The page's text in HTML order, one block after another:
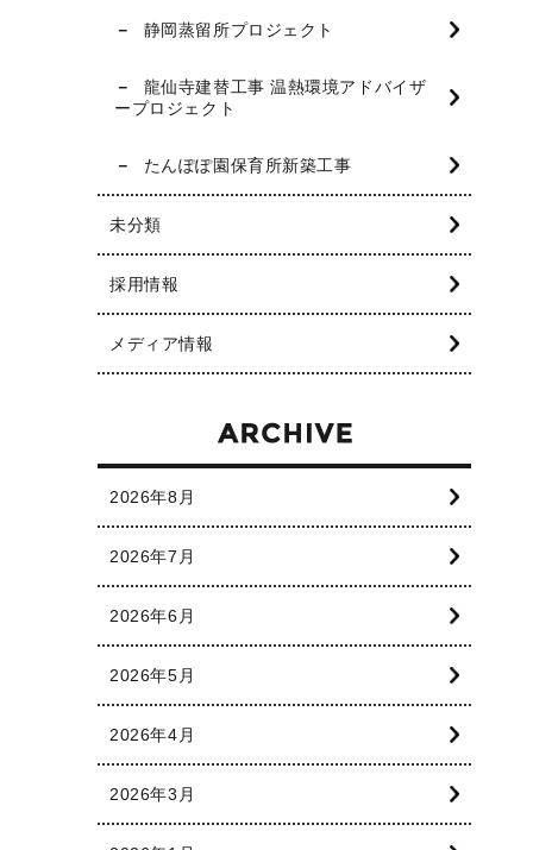
静岡蒸留所プロジェクト
龍仙寺建替工事 温熱環境アドバイザ
ープロジェクト
たんぽぽ園保育所新築工事
未分類
採用情報
メディア情報
2026年8月
2026年7月
2026年6月
2026年5月
2026年4月
2026年3月